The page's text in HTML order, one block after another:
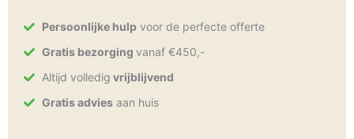
Persoonlijke hulpvoor de perfecte offerte
Gratis bezorging vanaf €450,-
Altijd volledig vrijblijvend
Gratis adviesaan huis